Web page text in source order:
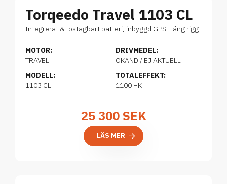
Torqeedo Travel 1103 CL
Integrerat & löstagbart batteri, inbyggd GPS. Lång rigg
MOTOR:
TRAVEL
MODELL:
1103 CL
DRIVMEDEL:
OKÄND / EJ AKTUELL
TOTALEFFEKT:
1100 HK
25 300SEK
LÄS MER